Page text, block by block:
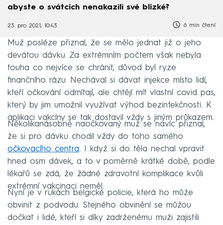
abyste o svátcích nenakazili své blízké?
23. pro 2021, 10:43 6 min čtení
Muž posléze přiznal, že se mělo jednat již o jeho
devátou dávku. Za extrémním počtem však nebyla
touha co nejvíce se chránit, důvod byl ryze
finančního rázu. Nechával si dávat injekce místo lidí,
kteří očkování odmítají, ale chtějí mít vlastní covid pas,
který by jim umožnil využívat výhod bezinfekčnosti. K
aplikaci vakcíny se tak dostavil vždy s jiným průkazem.
Několikanásobně naočkovaný muž se navíc přiznal,
že si pro dávku chodil vždy do toho samého
očkovacího centra. I když si do těla nechal vpravit
hned osm dávek, a to v poměrně krátké době, podle
lékařů se zdá, že žádné zdravotní komplikace kvůli
extrémní vakcinaci neměl.
Nyní je v rukách belgické policie, která ho může
obvinit z podvodu. Stejného obvinění se můžou
dočkat i lidé, kteří si díky zadrženému muži zajistili